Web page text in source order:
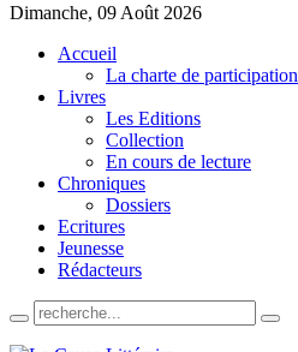
Dimanche, 09 Août 2026
Accueil
La charte de participation
Livres
Les Editions
Collection
En cours de lecture
Chroniques
Dossiers
Ecritures
Jeunesse
Rédacteurs